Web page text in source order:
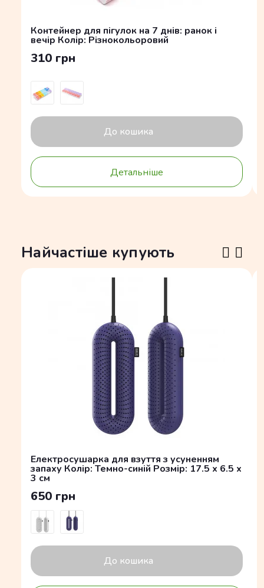
Контейнер для пігулок на 7 днів: ранок і
вечір Колір: Різнокольоровий
310 грн
До кошика
Детальніше
Найчастіше купують
Електросушарка для взуття з усуненням
запаху Колір: Темно-синій Розмір: 17.5 x 6.5 x
3 см
650 грн
До кошика